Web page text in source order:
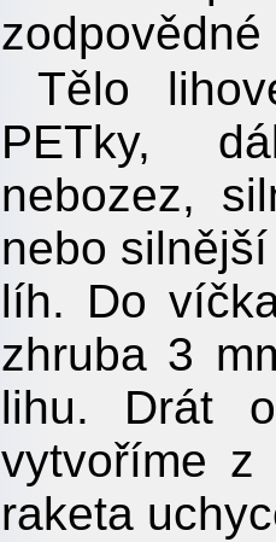
zodpovědné
Tělo
PETky,
nebozez,
nebo
líh. Do
zhruba 3
lihu. Drát
vytvoříme
raketa